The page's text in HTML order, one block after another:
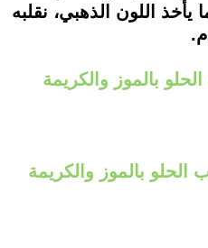
يأخذ اللون الذهبي، نقلبه
بالموز والكريمة
بالموز والكريمة